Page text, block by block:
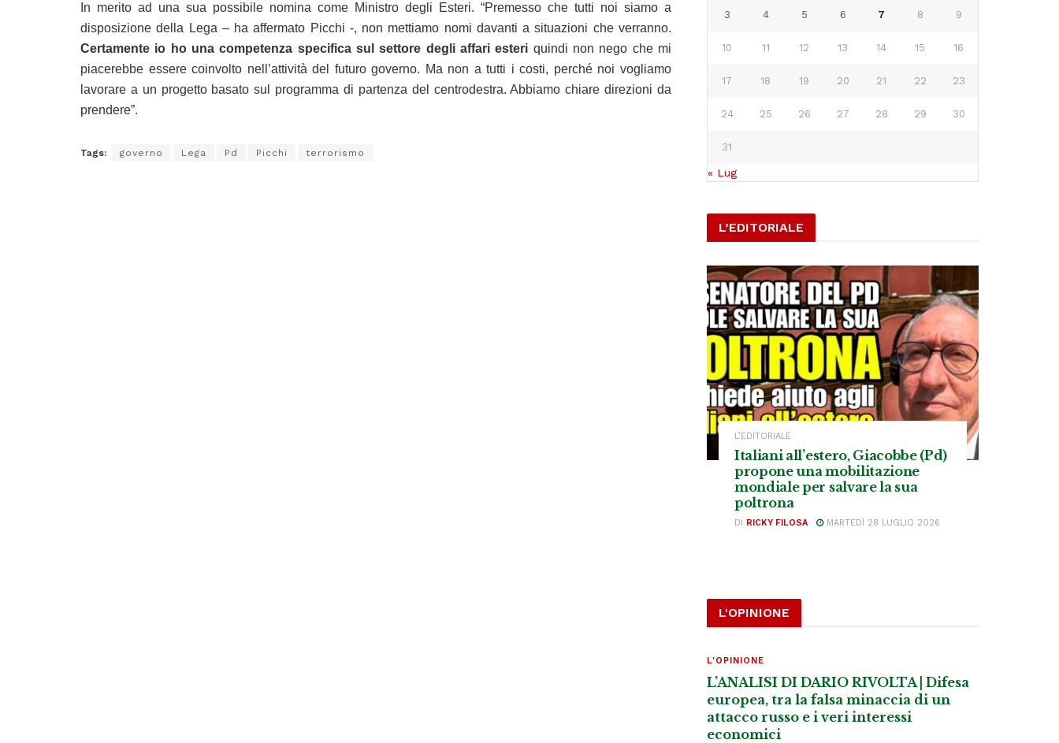
In merito ad una sua possibile nomina come Ministro degli Esteri. “Premesso che tutti noi siamo a
disposizione della Lega – ha affermato Picchi -, non mettiamo nomi davanti a situazioni che verranno.
Certamente io ho una competenza specifica sul settore degli affari esteri quindi non nego che mi
piacerebbe essere coinvolto nell’attività del futuro governo. Ma non a tutti i costi, perché noi vogliamo
lavorare a un progetto basato sul programma di partenza del centrodestra. Abbiamo chiare direzioni da
prendere”.
Tags: governo Lega Pd Picchi terrorismo
3 4 5 6 7 8 9
10 11 12 13 14 15 16
17 18 19 20 21 22 23
24 25 26 27 28 29 30
31
« Lug
L’EDITORIALE
L’EDITORIALE
Italiani all’estero, Giacobbe (Pd)
propone una mobilitazione
mondiale per salvare la sua
poltrona
DI RICKY FILOSA MARTEDÌ 28 LUGLIO 2026
L'OPINIONE
L'OPINIONE
L’ANALISI DI DARIO RIVOLTA | Difesa
europea, tra la falsa minaccia di un
attacco russo e i veri interessi
economici